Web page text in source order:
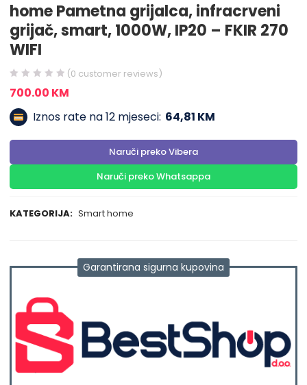
home Pametna grijalca, infracrveni
grijač, smart, 1000W, IP20 – FKIR 270
WIFI
(0 customer reviews)
700.00 KM
Iznos rate na 12 mjeseci: 64,81 KM
Naruči preko Vibera
Naruči preko Whatsappa
KATEGORIJA: Smart home
Garantirana sigurna kupovina